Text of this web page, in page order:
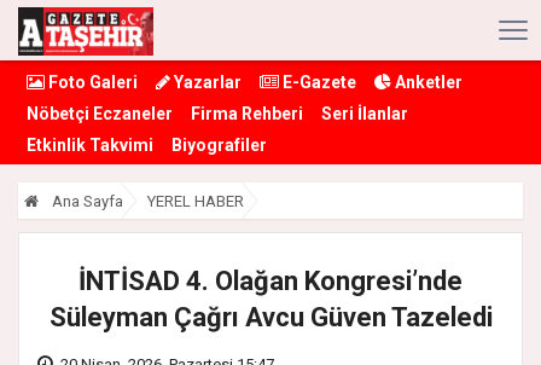
Foto Galeri Yazarlar E-Gazete
Anketler
Nöbetçi Eczaneler
Firma Rehberi
Seri İlanlar
Etkinlik Takvimi
Biyografiler
Ana Sayfa YEREL HABER
İNTİSAD 4. Olağan Kongresi’nde
Süleyman Çağrı Avcu Güven Tazeledi